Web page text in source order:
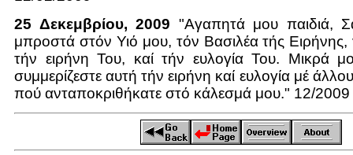
25 Δεκεμβρίου, 2009 "Αγαπητά μου παιδιά,
μπροστά στόν Υιό μου, τόν Βασιλέα τής Ειρήνης,
τήν ειρήνη Του, καί τήν ευλογία Του. Μικρά
συμμερίζεστε αυτή τήν ειρήνη καί ευλογία μέ
πού ανταποκριθήκατε στό κάλεσμά μου." 12/2009